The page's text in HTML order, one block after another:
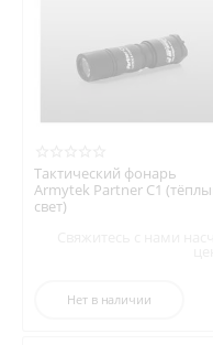
Тактический фонарь
Armytek Partner C1
свет)
Нет в наличии